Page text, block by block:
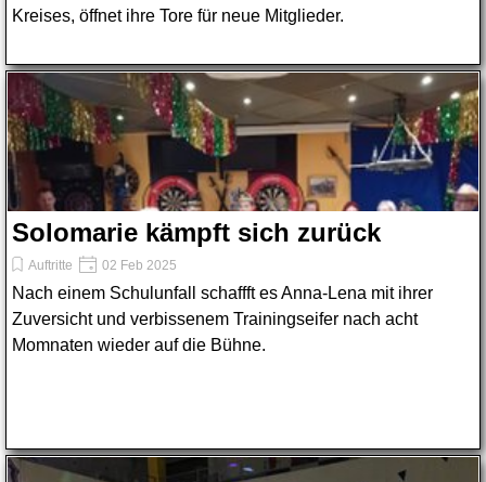
Kreises, öffnet ihre Tore für neue Mitglieder.
Solomarie kämpft sich zurück
Auftritte 02 Feb 2025
Nach einem Schulunfall schaffft es Anna-Lena mit ihrer
Zuversicht und verbissenem Trainingseifer nach acht
Momnaten wieder auf die Bühne.